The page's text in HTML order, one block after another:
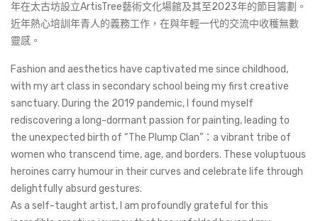
年在太古坊設立ArtisTree藝術文化場館及其至2023年的節目籌劃。
近年熱心培訓年青人的義務工作，在與年輕一代的交流中收穫無數
靈感。
Fashion and aesthetics have captivated me since childhood,
with my art class in secondary school being my first creative
sanctuary. During the 2019 pandemic, I found myself
rediscovering a long-dormant passion for painting, leading to
the unexpected birth of “The Plump Clan”：a vibrant tribe of
women who transcend time, age, and borders. These voluptuous
heroines carry humour in their curves and celebrate life through
delightfully absurd gestures.
As a self-taught artist, I am profoundly grateful for this